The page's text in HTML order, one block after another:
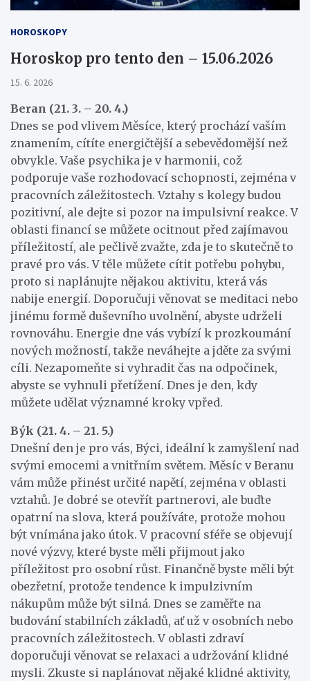
HOROSKOPY
Horoskop pro tento den – 15.06.2026
15. 6. 2026
Beran (21. 3. – 20. 4.)
Dnes se pod vlivem Měsíce, který prochází vaším
znamením, cítíte energičtější a sebevědomější než
obvykle. Vaše psychika je v harmonii, což
podporuje vaše rozhodovací schopnosti, zejména v
pracovních záležitostech. Vztahy s kolegy budou
pozitivní, ale dejte si pozor na impulsivní reakce. V
oblasti financí se můžete ocitnout před zajímavou
příležitostí, ale pečlivě zvažte, zda je to skutečně to
pravé pro vás. V těle můžete cítit potřebu pohybu,
proto si naplánujte nějakou aktivitu, která vás
nabije energií. Doporučuji věnovat se meditaci nebo
jinému formě duševního uvolnění, abyste udrželi
rovnováhu. Energie dne vás vybízí k prozkoumání
nových možností, takže neváhejte a jděte za svými
cíli. Nezapomeňte si vyhradit čas na odpočinek,
abyste se vyhnuli přetížení. Dnes je den, kdy
můžete udělat významné kroky vpřed.
Býk (21. 4. – 21. 5.)
Dnešní den je pro vás, Býci, ideální k zamyšlení nad
svými emocemi a vnitřním světem. Měsíc v Beranu
vám může přinést určité napětí, zejména v oblasti
vztahů. Je dobré se otevřít partnerovi, ale buďte
opatrní na slova, která používáte, protože mohou
být vnímána jako útok. V pracovní sféře se objevují
nové výzvy, které byste měli přijmout jako
příležitost pro osobní růst. Finančně byste měli být
obezřetní, protože tendence k impulzivním
nákupům může být silná. Dnes se zaměřte na
budování stabilních základů, ať už v osobních nebo
pracovních záležitostech. V oblasti zdraví
doporučuji věnovat se relaxaci a udržování klidné
mysli. Zkuste si naplánovat nějaké klidné aktivity,